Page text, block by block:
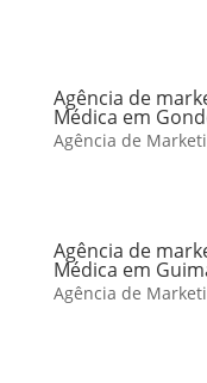
Agência de
Médica em
Agência de
Agência de
Médica em
Agência de